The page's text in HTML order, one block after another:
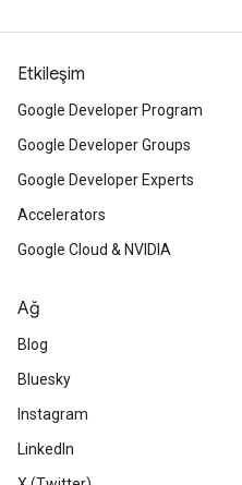
Etkileşim
Google Developer Program
Google Developer Groups
Google Developer Experts
Accelerators
Google Cloud & NVIDIA
Ağ
Blog
Bluesky
Instagram
LinkedIn